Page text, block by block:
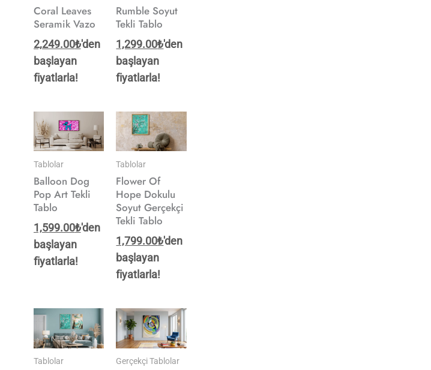
Coral Leaves
Seramik Vazo
2,249.00₺'den
başlayan
fiyatlarla!
Rumble Soyut
Tekli Tablo
1,299.00₺'den
başlayan
fiyatlarla!
Tablolar
Balloon Dog
Pop Art Tekli
Tablo
1,599.00₺'den
başlayan
fiyatlarla!
Tablolar
Flower Of
Hope Dokulu
Soyut Gerçekçi
Tekli Tablo
1,799.00₺'den
başlayan
fiyatlarla!
Tablolar Gerçekçi Tablolar